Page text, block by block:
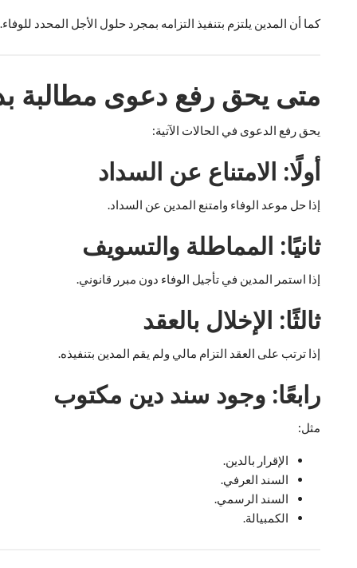
كما أن المدين يلتزم بتنفيذ التزامه بمجرد حلول الأجل المحدد للوفاء.
متى يحق رفع دعوى مطالبة
يحق رفع الدعوى في الحالات الآتية:
أولًا: الامتناع عن السداد
إذا حل موعد الوفاء وامتنع المدين عن السداد.
ثانيًا: المماطلة والتسويف
إذا استمر المدين في تأجيل الوفاء دون مبرر قانوني.
ثالثًا: الإخلال بالعقد
إذا ترتب على العقد التزام مالي ولم يقم المدين بتنفيذه.
رابعًا: وجود سند دين مكتوب
مثل:
الإقرار بالدين.
السند العرفي.
السند الرسمي.
الكمبيالة.